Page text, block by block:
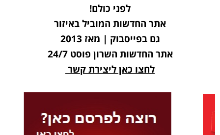
לפני כולם!
אתר החדשות המוביל באיזור
גם בפייסבוק | מאז 2013
אתר החדשות השרון פוסט 24/7
לחצו כאן ליצירת קשר